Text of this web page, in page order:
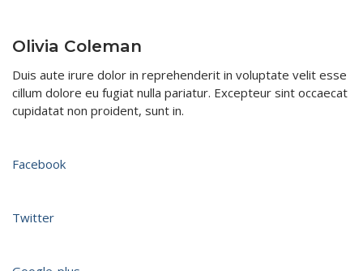
Olivia Coleman​
Duis aute irure dolor in reprehenderit in voluptate velit esse
cillum dolore eu fugiat nulla pariatur. Excepteur sint occaecat
cupidatat non proident, sunt in.​
Facebook
Twitter